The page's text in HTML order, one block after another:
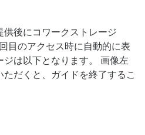
供後にコワークストレージ
目のアクセス時に自動的に表
は以下となります。 画像左
だくと、ガイドを終了するこ